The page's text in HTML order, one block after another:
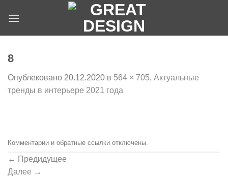
8
Опублековано 20.12.2020 в 564 × 705, Актуальные
тренды в интерьере 2021 года
Комментарии и обратные ссылки отключены.
← Предидущее
Далее →